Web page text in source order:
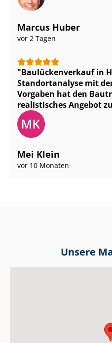
Marcus Huber
vor 2 Tagen
Bau­lü­cken­ver­kauf in
Standortanalyse mit
Vorgaben hat den
realistisches Angebot
Mei Klein
vor 10 Monaten
Unsere